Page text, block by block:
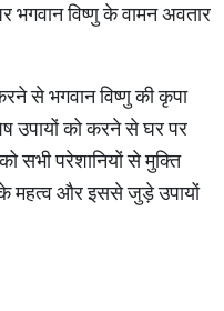
भगवान विष्णु के वामन अवतार
से भगवान विष्णु की कृपा
उपायों को करने से घर पर
सभी परेशानियों से मुक्ति
महत्व और इससे जुड़े उपायों